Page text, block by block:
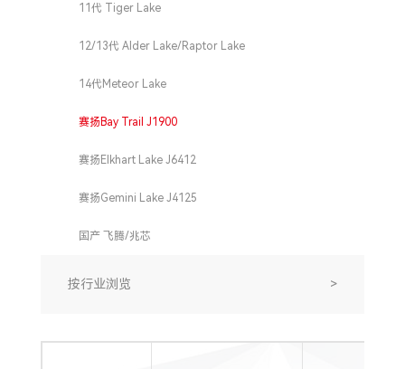
11代 Tiger Lake
12/13代 Alder Lake/Raptor Lake
14代Meteor Lake
赛扬Bay Trail J1900
赛扬Elkhart Lake J6412
赛扬Gemini Lake J4125
国产 飞腾/兆芯
按行业浏览 >